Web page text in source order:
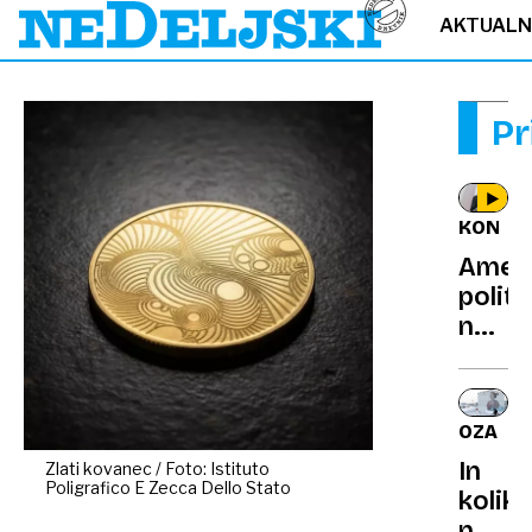
Zlati kovanec / Foto: Istituto
Poligrafico E Zecca Dello Stato
si
v
OZADJE
In
koliko